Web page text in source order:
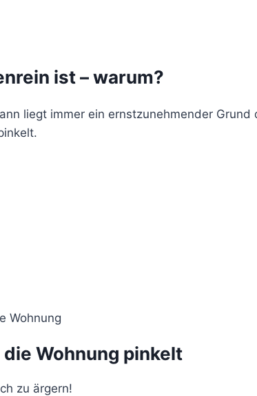
ist – warum?
liegt immer ein ernstzunehmender Grund
Wohnung pinkelt
zu ärgern!